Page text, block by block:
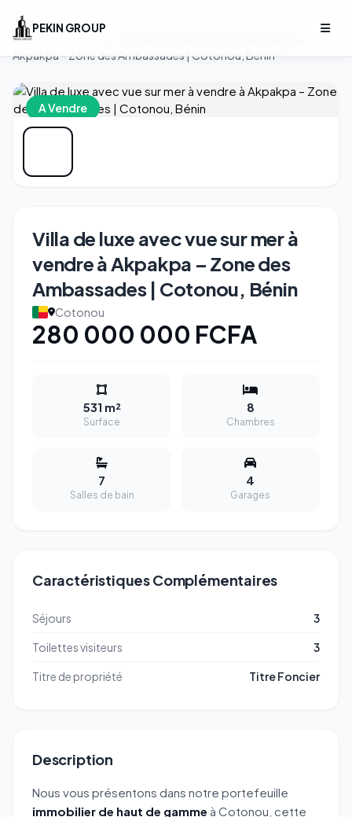
PEKIN GROUP
Accueil
Akpakpa – Zone des Ambassades | Cotonou, Bénin
A Vendre
Villa de luxe avec vue sur mer à
vendre à Akpakpa – Zone des
Ambassades | Cotonou, Bénin
Cotonou
280 000 000 FCFA
531 m²
Surface
8
Chambres
7
Salles de bain
4
Garages
Caractéristiques Complémentaires
Séjours 3
Toilettes visiteurs 3
Titre de propriété Titre Foncier
Description
Nous vous présentons dans notre portefeuille
immobilier de haut de gamme à Cotonou, cette